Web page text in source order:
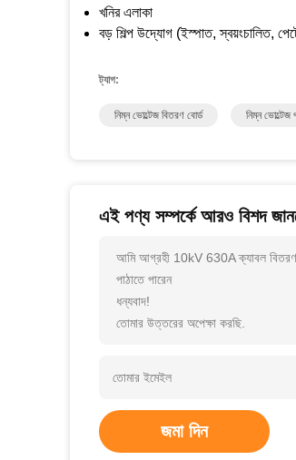
খনির এলাকা
বড় শিল্প উদ্যোগ (ইস্পাত, স্বয়ংচালিত,
ট্যাগ:
নিম্ন ভোল্টেজ বিতরণ বোর্ড নিম্ন ভোল্টেজ
এই পণ্য সম্পর্কে আরও বিশদ
আমি আগ্রহী 10kV 630A ক্যাবল বিতরণ
পাঠাতে পারেন
ধন্যবাদ!
তোমার উত্তরের অপেক্ষা করছি.
জমা দিন